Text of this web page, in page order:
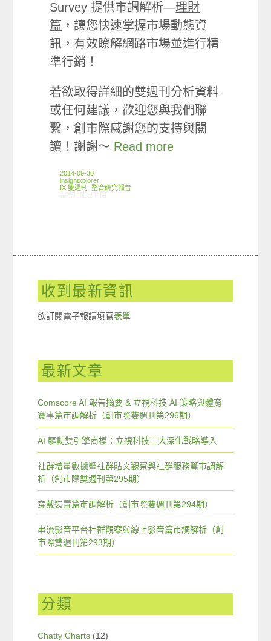
Survey 提供市調解析—理財
篇 ，讓您快速掌握市場動態資
訊，有效瞭解網路市場並進行精
準行銷！
若欲取得詳細的雙週刊分析資料
或任何建議，歡迎您與我們聯
繫，創市際感謝您的支持與閱
讀！謝謝～ Read more
2014-09-30
insightxplorer
IX 雙週刊
,整合研究報告
收到最新資訊
欲訂閱電子報請填寫表單
最新文章
Comscore AI 報告摘要 & 立視科技 AI 策略與體育
賽事篇市調解析（創市際雙週刊第296期）
AI 驅動雙引擎商模：立視科技三大深化戰略導入
社群增量數據暨社群貼文觀察與社群服務篇市調解
析（創市際雙週刊第295期）
穿戴裝置篇市調解析（創市際雙週刊第294期）
串流影音平台社群觀察與線上影音篇市調解析（創
市際雙週刊第293期）
分類
Chatty Charts (12)